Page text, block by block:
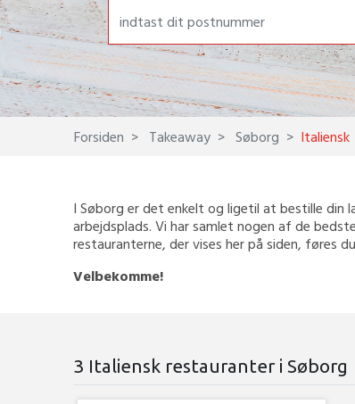
Forsiden Takeaway Søborg Italiensk
I Søborg er det enkelt og ligetil at bestille din
arbejdsplads. Vi har samlet nogen af de
restauranterne, der vises her på siden, føres
Velbekomme!
3 Italiensk restauranter i Søborg